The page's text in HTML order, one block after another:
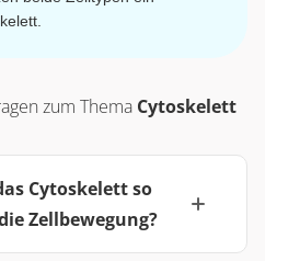
zum Thema Cytoskelett
Cytoskelett so
Zellbewegung?